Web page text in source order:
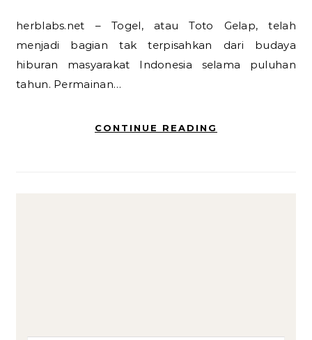
herblabs.net – Togel, atau Toto Gelap, telah
menjadi bagian tak terpisahkan dari budaya
hiburan masyarakat Indonesia selama puluhan
tahun. Permainan…
CONTINUE READING